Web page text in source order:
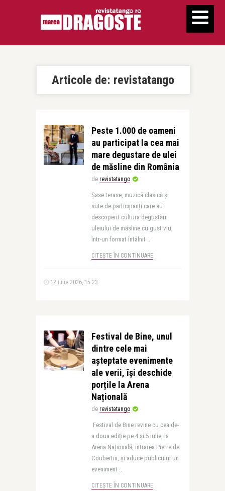
Articole de: revistatango
Peste 1.000 de oameni
au participat la cea mai
mare degustare de ulei
de măsline din România
de revistatango
Șase terase, muzică clasică și
sute de participanți care au
descoperit cultura degustării
uleiului de măsline cu gust viu,
într-un format întâlnit ..
CITEȘTE ÎN CONTINUARE
12 iulie 2026, 15:23
Festival de Bine, unul
dintre cele mai
așteptate evenimente
ale verii, își deschide
porțile la Arena
Națională
de revistatango
Festival de Bine revine cu cea de-
a doua ediție pe 4 și 5 iulie, la
Arena Națională, intrarea Pierre de
Coubertin, și aduce publicului un
eveniment ..
CITEȘTE ÎN CONTINUARE